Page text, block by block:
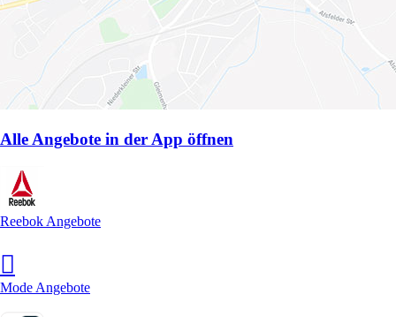
Alle Angebote in der App öffnen
Reebok Angebote
Mode Angebote